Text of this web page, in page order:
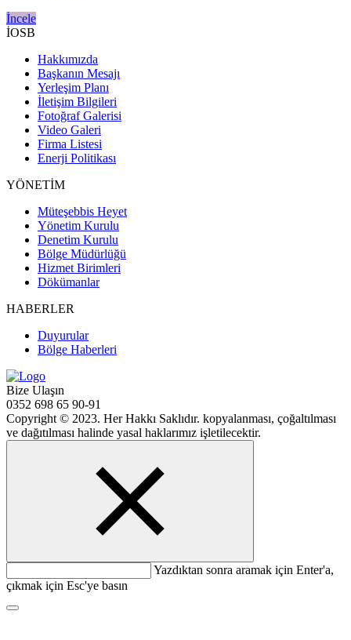
İncele
İOSB
Hakkımızda
Başkanın Mesajı
Yerleşim Planı
İletişim Bilgileri
Fotoğraf Galerisi
Video Galeri
Firma Listesi
Enerji Politikası
YÖNETİM
Müteşebbis Heyet
Yönetim Kurulu
Denetim Kurulu
Bölge Müdürlüğü
Hizmet Birimleri
Dökümanlar
HABERLER
Duyurular
Bölge Haberleri
Bize Ulaşın
0352 698 65 90-91
Copyright © 2023. Her Hakkı Saklıdır. kopyalanması, çoğaltılması
ve dağıtılması halinde yasal haklarımız işletilecektir.
Yazdıktan sonra aramak için Enter'a,
çıkmak için Esc'ye basın